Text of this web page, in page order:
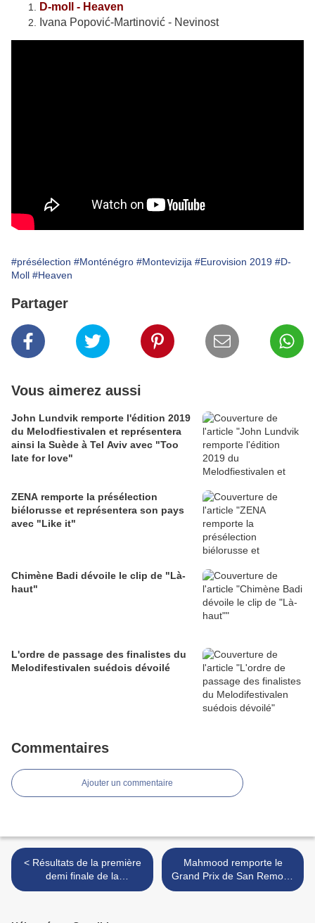
D-moll - Heaven
Ivana Popović-Martinović - Nevinost
#présélection #Monténégro #Montevizija #Eurovision 2019 #D-
Moll #Heaven
Partager
Vous aimerez aussi
John Lundvik remporte l'édition 2019
du Melodfiestivalen et représentera
ainsi la Suède à Tel Aviv avec "Too
late for love"
ZENA remporte la présélection
biélorusse et représentera son pays
avec "Like it"
Chimène Badi dévoile le clip de "Là-
haut"
L'ordre de passage des finalistes du
Melodifestivalen suédois dévoilé
Commentaires
Ajouter un commentaire
< Résultats de la première
demi finale de la
présélection hongroise
Mahmood remporte le
Grand Prix de San Remo et
représentera l'Italie à Tel